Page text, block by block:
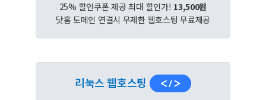
25% 할인쿠폰 제공 최대 할인가! 13,500원
닷홈 도메인 연결시 무제한 웹호스팅 무료제공
리눅스 웹호스팅